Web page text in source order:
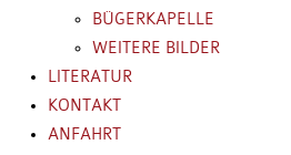
BÜGERKAPELLE
WEITERE BILDER
LITERATUR
KONTAKT
ANFAHRT